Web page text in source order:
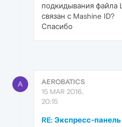
подкидывания файла
связан с Mashine ID?
Спасибо
A
AEROBATICS
15 MAR 2016,
20:15
RE: Экспресс-